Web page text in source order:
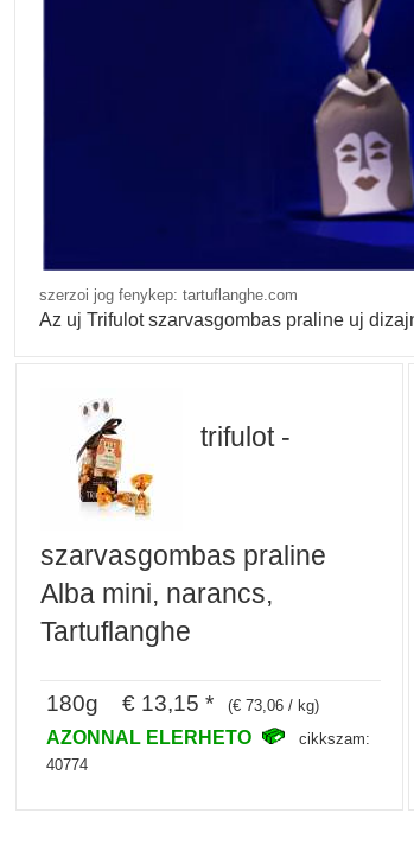
szerzoi jog fenykep: tartuflanghe.com
Az uj Trifulot szarvasgombas praline uj
trifulot -
szarvasgombas praline
Alba mini, narancs,
Tartuflanghe
180g € 13,15 * (€ 73,06 / kg)
AZONNAL ELERHETO
cikkszam:
40774